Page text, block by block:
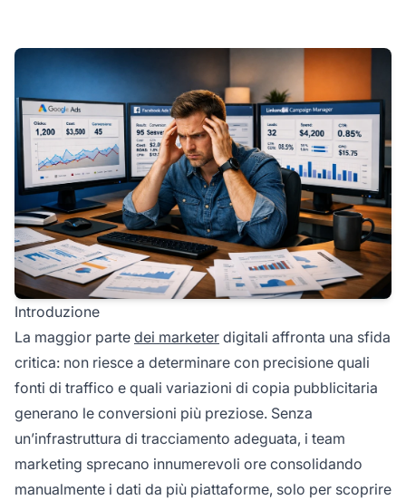
Introduzione
La maggior parte dei marketer digitali affronta una sfida
critica: non riesce a determinare con precisione quali
fonti di traffico e quali variazioni di copia pubblicitaria
generano le conversioni più preziose. Senza
un’infrastruttura di tracciamento adeguata, i team
marketing sprecano innumerevoli ore consolidando
manualmente i dati da più piattaforme, solo per scoprire